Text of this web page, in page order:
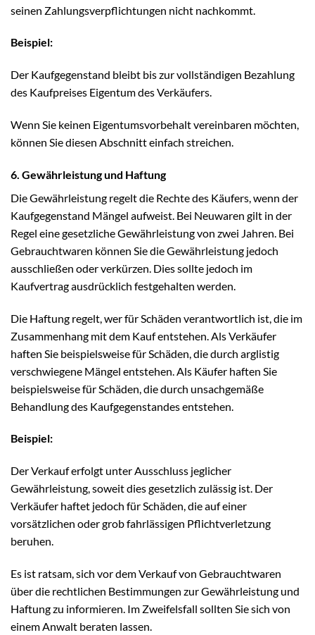
seinen Zahlungsverpflichtungen nicht nachkommt.
Beispiel:
Der Kaufgegenstand bleibt bis zur vollständigen Bezahlung
des Kaufpreises Eigentum des Verkäufers.
Wenn Sie keinen Eigentumsvorbehalt vereinbaren möchten,
können Sie diesen Abschnitt einfach streichen.
6. Gewährleistung und Haftung
Die Gewährleistung regelt die Rechte des Käufers, wenn der
Kaufgegenstand Mängel aufweist. Bei Neuwaren gilt in der
Regel eine gesetzliche Gewährleistung von zwei Jahren. Bei
Gebrauchtwaren können Sie die Gewährleistung jedoch
ausschließen oder verkürzen. Dies sollte jedoch im
Kaufvertrag ausdrücklich festgehalten werden.
Die Haftung regelt, wer für Schäden verantwortlich ist, die im
Zusammenhang mit dem Kauf entstehen. Als Verkäufer
haften Sie beispielsweise für Schäden, die durch arglistig
verschwiegene Mängel entstehen. Als Käufer haften Sie
beispielsweise für Schäden, die durch unsachgemäße
Behandlung des Kaufgegenstandes entstehen.
Beispiel:
Der Verkauf erfolgt unter Ausschluss jeglicher
Gewährleistung, soweit dies gesetzlich zulässig ist. Der
Verkäufer haftet jedoch für Schäden, die auf einer
vorsätzlichen oder grob fahrlässigen Pflichtverletzung
beruhen.
Es ist ratsam, sich vor dem Verkauf von Gebrauchtwaren
über die rechtlichen Bestimmungen zur Gewährleistung und
Haftung zu informieren. Im Zweifelsfall sollten Sie sich von
einem Anwalt beraten lassen.